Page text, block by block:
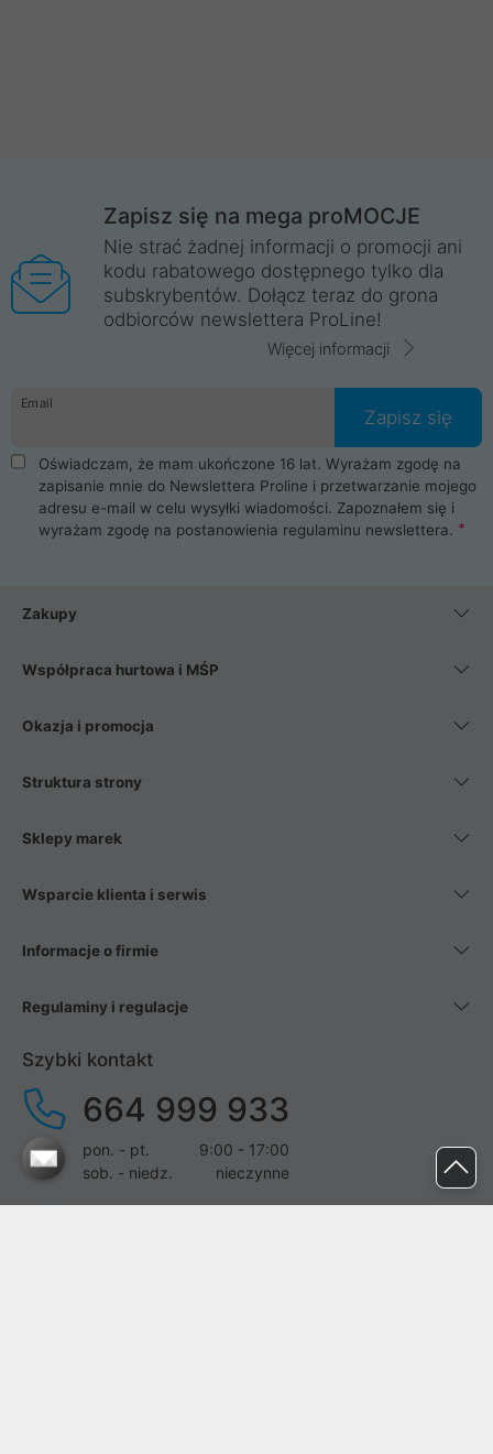
Zapisz się na mega proMOCJE
Nie strać żadnej informacji o promocji ani
kodu rabatowego dostępnego tylko dla
subskrybentów. Dołącz teraz do grona
odbiorców newslettera ProLine!
Więcej informacji
Email
Zapisz się
Oświadczam, że mam ukończone 16 lat. Wyrażam zgodę na
zapisanie mnie do Newslettera Proline i przetwarzanie mojego
adresu e-mail w celu wysyłki wiadomości. Zapoznałem się i
wyrażam zgodę na postanowienia regulaminu newslettera.
Zakupy
Współpraca hurtowa i MŚP
Okazja i promocja
Struktura strony
Sklepy marek
Wsparcie klienta i serwis
Informacje o firmie
Regulaminy i regulacje
Szybki kontakt
664 999 933
pon. - pt.
9:00 - 17:00
sob. - niedz.
nieczynne